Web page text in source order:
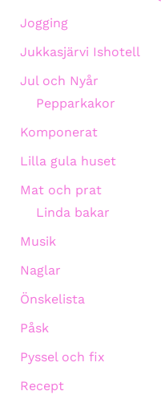
Jogging
Jukkasjärvi Ishotell
Jul och Nyår
Pepparkakor
Komponerat
Lilla gula huset
Mat och prat
Linda bakar
Musik
Naglar
Önskelista
Påsk
Pyssel och fix
Recept